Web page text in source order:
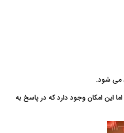
می شود.
این امکان وجود دارد که در پاسخ به